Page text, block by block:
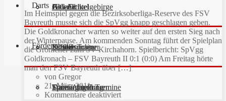
Fan-Artikel
Partner
Sportanlagen
Galerie
JFG Fichtelgebirge
Schiedsrichter
Aktuell
Unsere Trainer
Training und Termine
Kinderturnen
Fitness für Frauen
Darts
Darts-Abteilung
Förderverein
Im Heimspiel gegen die Bezirksoberliga-Reserve des FSV
Bayreuth musste sich die SpVgg knapp geschlagen geben.
Die Goldkronacher warten so weiter auf den ersten Sieg nach
der Winterpause. Am kommenden Sonntag führt der Spielplan
die Gronicher zum SV Kirchahorn. Spielbericht: SpVgg
Goldkronach – FSV Bayreuth II 0:1 (0:0) Am Freitag hörte
man den FSV Bayreuth über […]
von Gregor
21. März 2011
Kommentare deaktiviert